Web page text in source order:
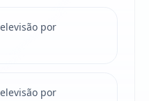
por
por